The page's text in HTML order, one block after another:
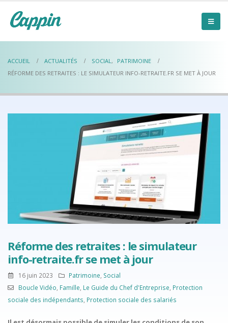
ACCUEIL ACTUALITÉS SOCIAL,
PATRIMOINE
RÉFORME DES RETRAITES : LE SIMULATEUR INFO-RETRAITE.FR SE MET À JOUR
Réforme des retraites : le simulateur
info-retraite.fr se met à jour
16 juin 2023 Patrimoine Social
Boucle Vidéo Famille Le Guide du Chef d'Entreprise Protection
sociale des indépendants Protection sociale des salariés